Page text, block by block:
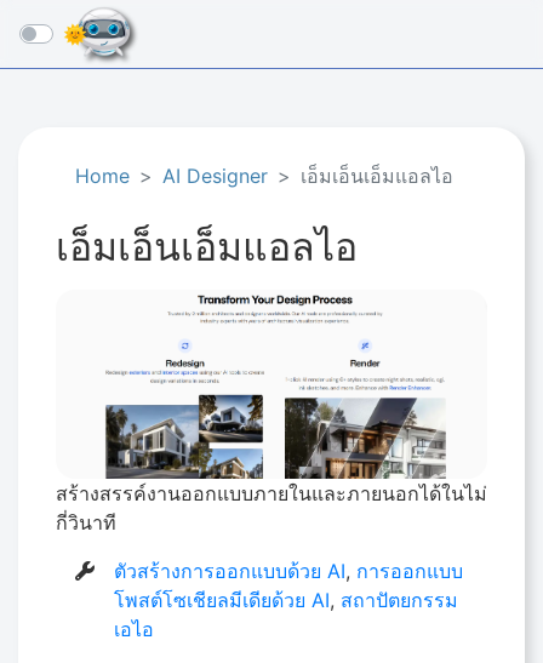
☰
Home AI Designer เอ็มเอ็นเอ็มแอลไอ
เอ็มเอ็นเอ็มแอลไอ
สร้างสรรค์งานออกแบบภายในและภายนอกได้ในไม่
กี่วินาที
ตัวสร้างการออกแบบด้วย AI, การออกแบบ
โพสต์โซเชียลมีเดียด้วย AI, สถาปัตยกรรม
เอไอ